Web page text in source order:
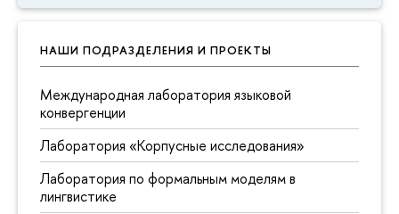
НАШИ ПОДРАЗДЕЛЕНИЯ И ПРОЕКТЫ
Международная лаборатория языковой
конвергенции
Лаборатория «Корпусные исследования»
Лаборатория по формальным моделям в
лингвистике